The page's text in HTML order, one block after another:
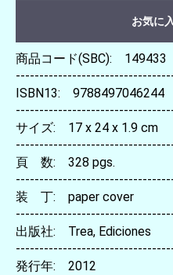
お気に
商品コード(SBC): 149433
ISBN13: 9788497046244
サイズ: 17 x 24 x 1.9 cm
頁 数: 328 pgs.
装 丁: paper cover
出版社: Trea, Ediciones
発行年: 2012